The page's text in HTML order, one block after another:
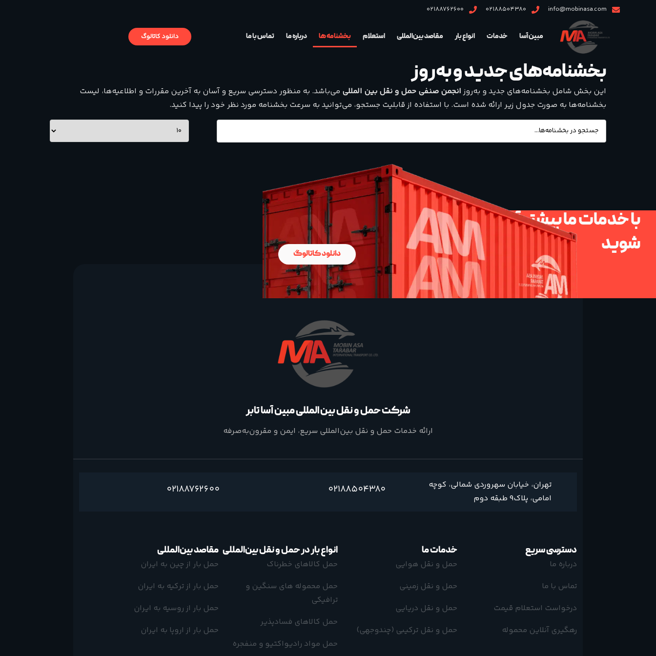
info@mobinasa.com
02188504380
02188762600
مبین آسا خدمات انواع بار مقاصد بین‌المللی استعلام بخشنامه ها درباره ما تماس با ما دانلود کاتالوگ
بخشنامه‌های جدید و به‌روز
این بخش شامل بخشنامه‌های جدید و به‌روزانجمن صنفی حمل و نقل بین المللی می‌باشد. به منظور دسترسی سریع و آسان به آخرین مقررات و اطلاعیه‌ها، لیست
بخشنامه‌ها به صورت جدول زیر ارائه شده است. با استفاده از قابلیت جستجو، می‌توانید به سرعت بخشنامه مورد نظر خود را پیدا کنید.
با خدمات ما بیشتر آشنا
شوید
دانلود کاتالوگ
شرکت حمل و نقل بین المللی مبین آسا تابر
ارائه خدمات حمل و نقل بین‌المللی سریع، ایمن و مقرون‌به‌صرفه
تهران، خیابان سهروردی شمالی، کوچه
امامی، پلاک9 طبقه دوم
02188504380
02188762600
دسترسی سریع
درباره ما
تماس با ما
درخواست استعلام قیمت
رهگیری آنلاین محموله
خدمات ما
حمل و نقل هوایی
حمل و نقل زمینی
حمل و نقل دریایی
حمل و نقل ترکیبی (چندوجهی)
انواع بار در حمل و نقل بین‌المللی
حمل کالاهای خطرناک
حمل محموله های سنگین و
ترافیکی
حمل کالاهای فسادپذیر
حمل مواد رادیواکتیو و منفجره
مقاصد بین‌المللی
حمل بار از چین به ایران
حمل بار از ترکیه به ایران
حمل بار از روسیه به ایران
حمل بار از اروپا به ایران